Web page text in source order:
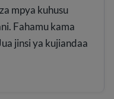
mpya kuhusu
Fahamu kama
jinsi ya kujiandaa